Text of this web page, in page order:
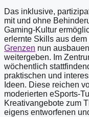
Das inklusive,
mit und ohne
Gaming-Kultur
erlernte Skills aus
Grenzen nun
weitergeben. Im
wöchentlich
praktischen und
Ideen. Diese reichen
moderierten eSports-
Kreativangebote zum
eigens entworfenen